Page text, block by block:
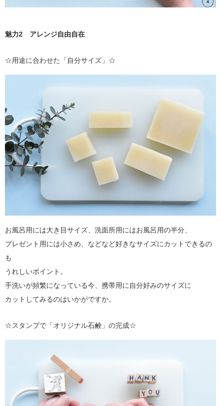
魅力2 アレンジ自由自在
☆用途に合わせた「自分サイズ」☆
お風呂用には大き目サイズ、洗面所用にはお風呂用の半分、
プレゼント用には小さめ、などなど好きなサイズにカットできるの
も
うれしいポイント。
手洗いが頻繁になっている今、携帯用に自分好みのサイズに
カットしてみるのはいかがですか。
☆スタンプで「オリジナル石鹸」の完成☆